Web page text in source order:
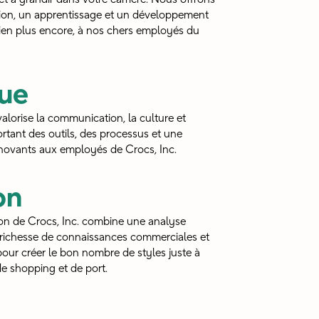
un apprentissage et un développement
plus encore, à nos chers employés du
la communication, la culture et
des outils, des processus et une
aux employés de Crocs, Inc.
de Crocs, Inc. combine une analyse
de connaissances commerciales et
créer le bon nombre de styles juste à
shopping et de port.